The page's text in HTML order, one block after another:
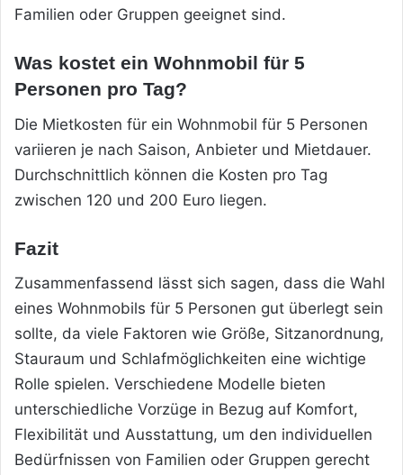
Familien oder Gruppen geeignet sind.
Was kostet ein Wohnmobil für 5
Personen pro Tag?
Die Mietkosten für ein Wohnmobil für 5 Personen
variieren je nach Saison, Anbieter und Mietdauer.
Durchschnittlich können die Kosten pro Tag
zwischen 120 und 200 Euro liegen.
Fazit
Zusammenfassend lässt sich sagen, dass die Wahl
eines Wohnmobils für 5 Personen gut überlegt sein
sollte, da viele Faktoren wie Größe, Sitzanordnung,
Stauraum und Schlafmöglichkeiten eine wichtige
Rolle spielen. Verschiedene Modelle bieten
unterschiedliche Vorzüge in Bezug auf Komfort,
Flexibilität und Ausstattung, um den individuellen
Bedürfnissen von Familien oder Gruppen gerecht